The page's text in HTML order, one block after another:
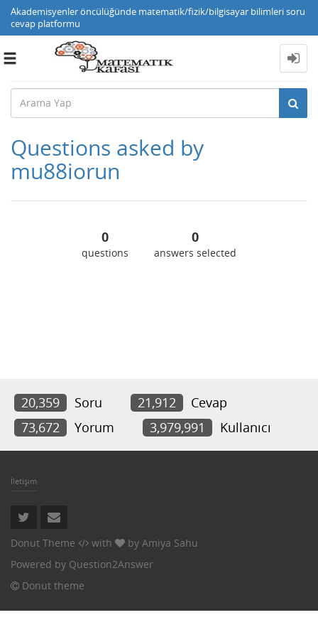
Akademisyenler öncülüğünde matematik/fizik/bilgisayar bilimleri soru
cevap platformu
Toggle
Questions asked by
mu88iorun
0
questions
0
answers selected
20,359 Soru 21,912
Cevap
73,672
Yorum 3,979,991 Kullanıcı
İletişim
Donut Theme with by Amiya Sahu
Powered by Question2Answer
Donut theme